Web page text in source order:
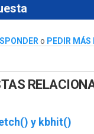
o PEDIR MÁS
y kbhit()